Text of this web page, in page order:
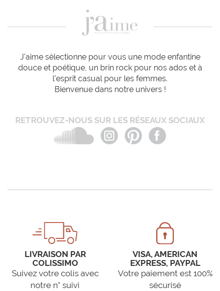
J'aime sélectionne pour vous une mode enfantine
douce et poétique, un brin rock pour nos ados et à
l'esprit casual pour les femmes.
Bienvenue dans notre univers !
RETROUVEZ-NOUS SUR LES RÉSEAUX SOCIAUX
LIVRAISON PAR
COLISSIMO
Suivez votre colis avec
notre n° suivi
VISA, AMERICAN
EXPRESS, PAYPAL
Votre paiement est 100%
sécurisé